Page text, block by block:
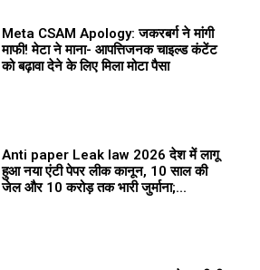
Meta CSAM Apology: जकरबर्ग ने मांगी
माफी! मेटा ने माना- आपत्तिजनक चाइल्ड कंटेंट
को बढ़ावा देने के लिए मिला मोटा पैसा
Anti paper Leak law 2026 देश में लागू
हुआ नया एंटी पेपर लीक कानून, 10 साल की
जेल और 10 करोड़ तक भारी जुर्माना;...